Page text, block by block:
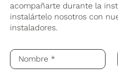
acompañarte durante la
instalártelo nosotros con
instaladores.